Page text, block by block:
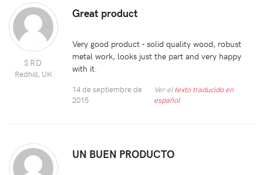
SRD
Redhill, UK
Great product
Very good product - solid quality wood, robust
metal work, looks just the part and very happy
with it.
14 de septiembre de
2015
Ver eltexto traducido en
español
UN BUEN PRODUCTO